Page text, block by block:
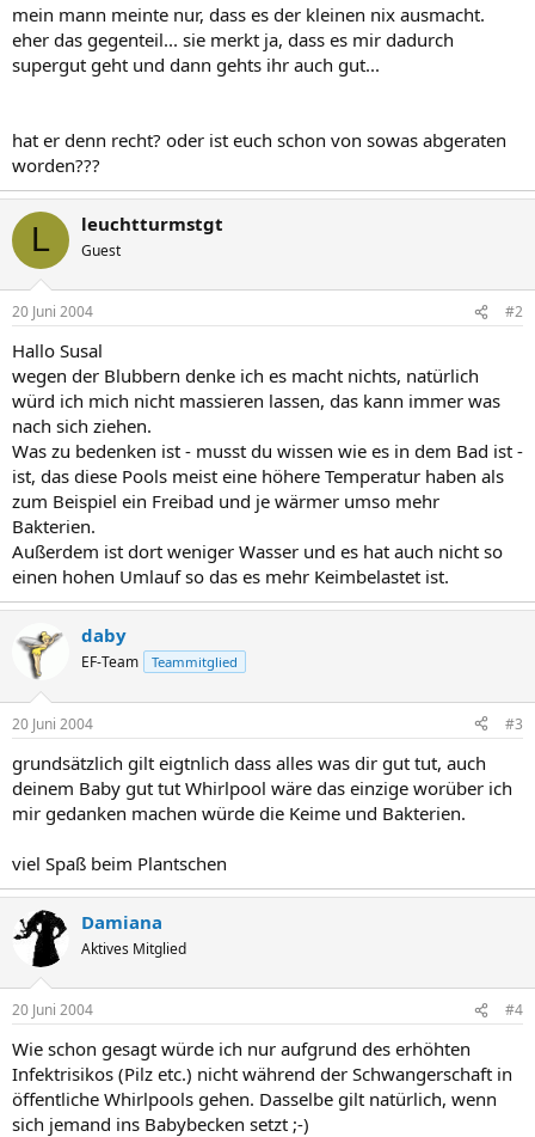
mein mann meinte nur, dass es der kleinen nix ausmacht.
eher das gegenteil... sie merkt ja, dass es mir dadurch
supergut geht und dann gehts ihr auch gut...
hat er denn recht? oder ist euch schon von sowas abgeraten
worden???
L leuchtturmstgt
Guest
20 Juni 2004 #2
Hallo Susal
wegen der Blubbern denke ich es macht nichts, natürlich
würd ich mich nicht massieren lassen, das kann immer was
nach sich ziehen.
Was zu bedenken ist - musst du wissen wie es in dem Bad ist -
ist, das diese Pools meist eine höhere Temperatur haben als
zum Beispiel ein Freibad und je wärmer umso mehr
Bakterien.
Außerdem ist dort weniger Wasser und es hat auch nicht so
einen hohen Umlauf so das es mehr Keimbelastet ist.
daby
EF-Team Teammitglied
20 Juni 2004 #3
grundsätzlich gilt eigtnlich dass alles was dir gut tut, auch
deinem Baby gut tut Whirlpool wäre das einzige worüber ich
mir gedanken machen würde die Keime und Bakterien.
viel Spaß beim Plantschen
Damiana
Aktives Mitglied
20 Juni 2004 #4
Wie schon gesagt würde ich nur aufgrund des erhöhten
Infektrisikos (Pilz etc.) nicht während der Schwangerschaft in
öffentliche Whirlpools gehen. Dasselbe gilt natürlich, wenn
sich jemand ins Babybecken setzt ;-)